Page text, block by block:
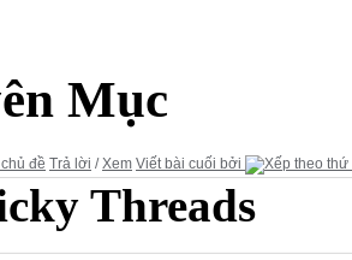
Mục
đề Trả lời /Xem Viết bài cuối bởi
Threads